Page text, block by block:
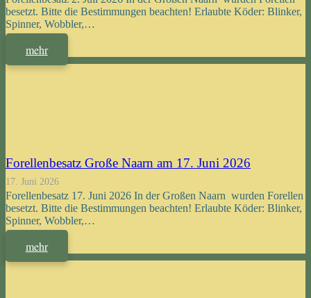
besetzt. Bitte die Bestimmungen beachten! Erlaubte Köder: Blinker,
Spinner, Wobbler,…
mehr
Forellenbesatz Große Naarn am 17. Juni 2026
17. Juni 2026
Forellenbesatz 17. Juni 2026 In der Großen Naarn wurden Forellen
besetzt. Bitte die Bestimmungen beachten! Erlaubte Köder: Blinker,
Spinner, Wobbler,…
mehr